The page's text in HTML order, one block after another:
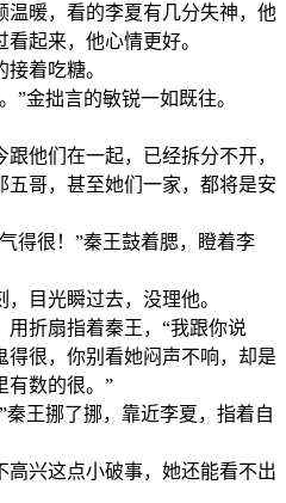
温暖，看的李夏有几分失神，他
起来，他心情更好。
着吃糖。
”金拙言的敏锐一如既往。
他们在一起，已经拆分不开，
哥，甚至她们一家，都将是安
得很！”秦王鼓着腮，瞪着李
目光瞬过去，没理他。
折扇指着秦王，“我跟你说
很，你别看她闷声不响，却是
有数的很。”
王挪了挪，靠近李夏，指着自
兴这点小破事，她还能看不出